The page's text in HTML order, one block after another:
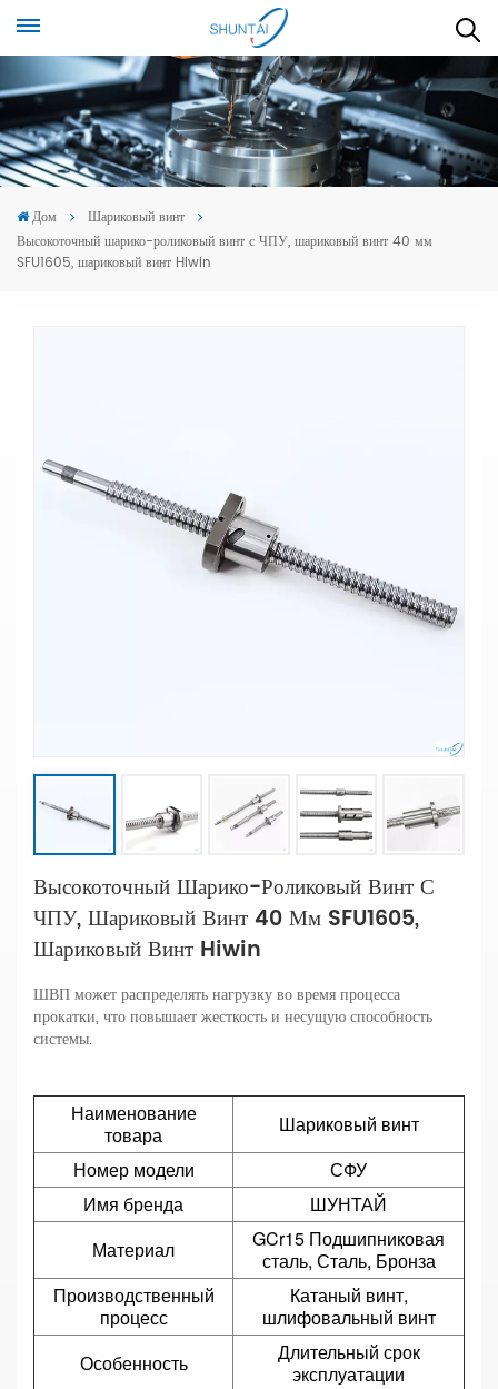
Дом
Шариковый винт
Высокоточный шарико-роликовый винт с ЧПУ, шариковый винт 40 мм
SFU1605, шариковый винт Hiwin
Высокоточный Шарико-Роликовый Винт С
ЧПУ, Шариковый Винт 40 Мм SFU1605,
Шариковый Винт Hiwin
ШВП может распределять нагрузку во время процесса
прокатки, что повышает жесткость и несущую способность
системы.
Наименование
товара
Шариковый винт
Номер модели
СФУ
Имя бренда
ШУНТАЙ
Материал
GCr15 Подшипниковая
сталь, Сталь, Бронза
Производственный
процесс
Катаный винт,
шлифовальный винт
Особенность
Длительный срок
эксплуатации